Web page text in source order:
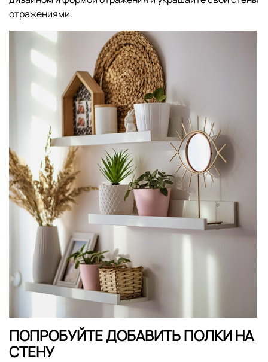
отражениями.
ПОПРОБУЙТЕ ДОБАВИТЬ ПОЛКИ НА
СТЕНУ